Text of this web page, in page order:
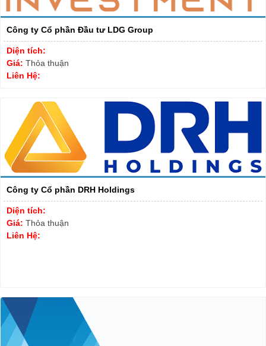
Công ty Cổ phần Đầu tư LDG Group
Diện tích:
Giá: Thỏa thuận
Liên Hệ:
Công ty Cổ phần DRH Holdings
Diện tích:
Giá: Thỏa thuận
Liên Hệ: